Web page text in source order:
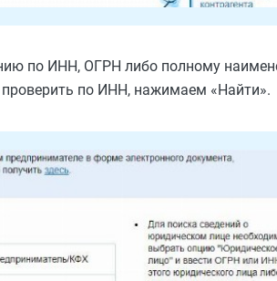
по ИНН, ОГРН либо полному
по ИНН, нажимаем «Найти».